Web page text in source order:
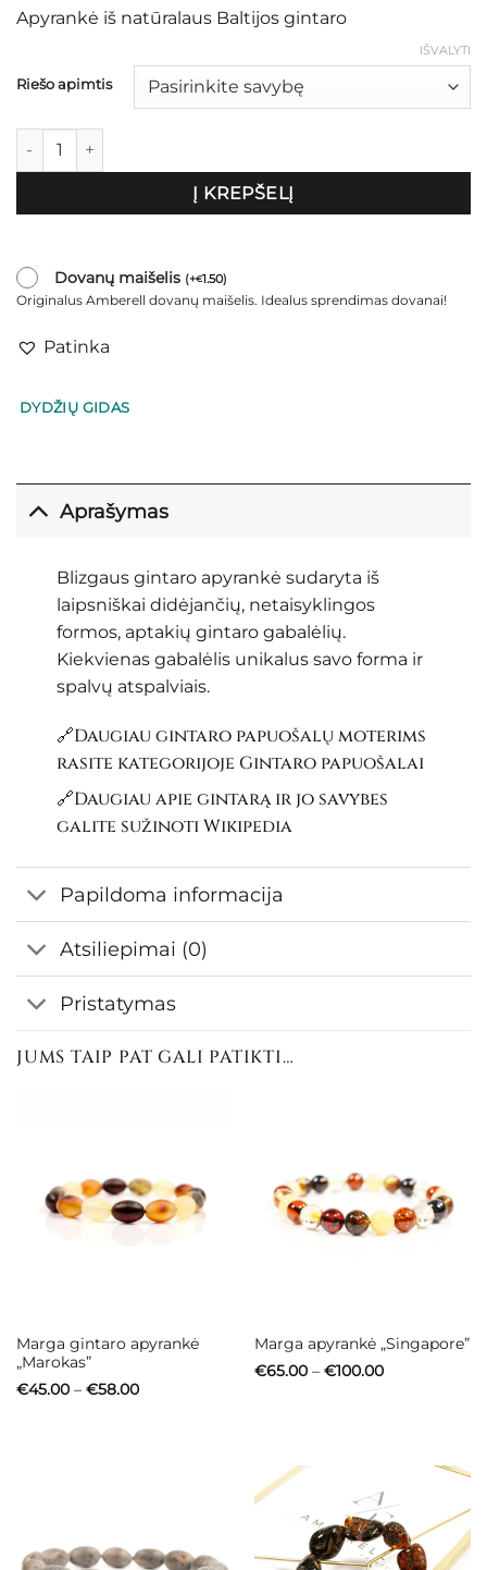
€38.00
€49.00
Apyrankė iš natūralaus Baltijos gintaro
Riešo apimtis
IŠVALYTI
produkto kiekis: Apyrankė "Anacapri"
Į KREPŠELĮ
Dovanų maišelis (+€1.50)
Originalus Amberell dovanų maišelis. Idealus sprendimas dovanai!
Patinka
DYDŽIŲ GIDAS
Aprašymas
Blizgaus gintaro apyrankė sudaryta iš
laipsniškai didėjančių, netaisyklingos
formos, aptakių gintaro gabalėlių.
Kiekvienas gabalėlis unikalus savo forma ir
spalvų atspalviais.
🔗Daugiau gintaro papuošalų moterims
rasite kategorijoje Gintaro papuošalai
🔗Daugiau apie gintarą ir jo savybes
galite sužinotiWikipedia
Papildoma informacija
Atsiliepimai (0)
Pristatymas
JUMS TAIP PAT GALI PATIKTI…
Marga gintaro apyrankė
„Marokas”
€45.00 – €58.00Price
Marga apyrankė „Singapore”
€65.00 – €100.00Price